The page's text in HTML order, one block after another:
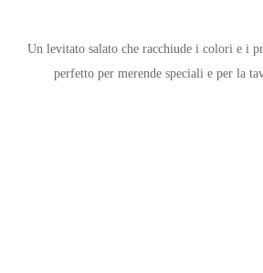
Un levitato salato che racchiude i colori e i
perfetto per merende speciali e per la